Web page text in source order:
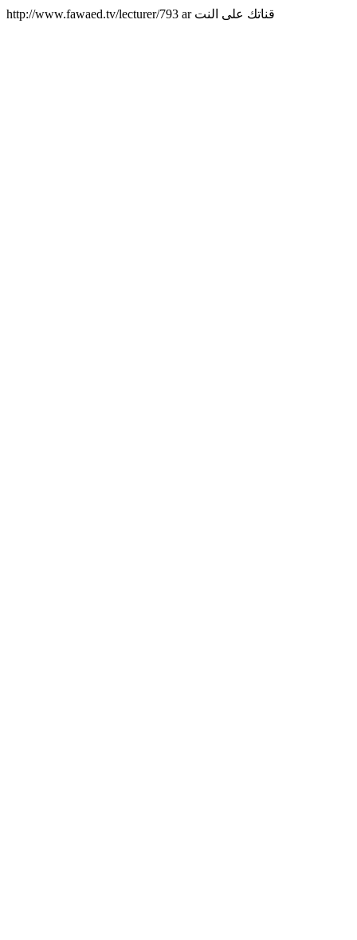
http://www.fawaed.tv/lecturer/793 ar قناتك على النت